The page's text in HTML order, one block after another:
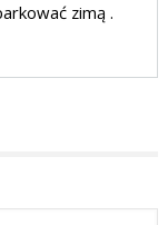
zimą .